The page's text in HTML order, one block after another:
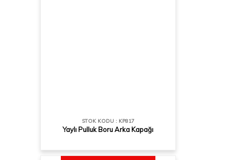
STOK KODU : KP817
Yaylı Pulluk Boru Arka Kapağı